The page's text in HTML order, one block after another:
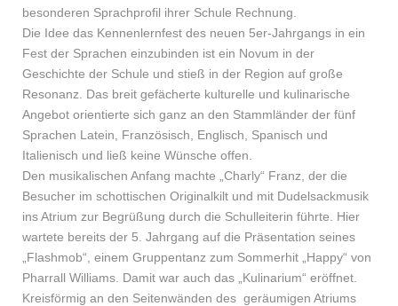
besonderen Sprachprofil ihrer Schule Rechnung.
Die Idee das Kennenlernfest des neuen 5er-Jahrgangs in ein
Fest der Sprachen einzubinden ist ein Novum in der
Geschichte der Schule und stieß in der Region auf große
Resonanz. Das breit gefächerte kulturelle und kulinarische
Angebot orientierte sich ganz an den Stammländer der fünf
Sprachen Latein, Französisch, Englisch, Spanisch und
Italienisch und ließ keine Wünsche offen.
Den musikalischen Anfang machte „Charly“ Franz, der die
Besucher im schottischen Originalkilt und mit Dudelsackmusik
ins Atrium zur Begrüßung durch die Schulleiterin führte. Hier
wartete bereits der 5. Jahrgang auf die Präsentation seines
„Flashmob“, einem Gruppentanz zum Sommerhit „Happy“ von
Pharrall Williams. Damit war auch das „Kulinarium“ eröffnet.
Kreisförmig an den Seitenwänden des geräumigen Atriums